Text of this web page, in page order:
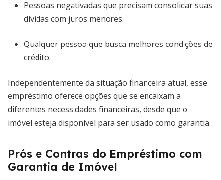
Pessoas negativadas que precisam consolidar suas
dívidas com juros menores.
Qualquer pessoa que busca melhores condições de
crédito.
Independentemente da situação financeira atual, esse
empréstimo oferece opções que se encaixam a
diferentes necessidades financeiras, desde que o
imóvel esteja disponível para ser usado como garantia.
Prós e Contras do Empréstimo com
Garantia de Imóvel